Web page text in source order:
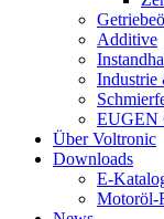
Additive
Industrie
Über Voltronic
Downloads
E-
Motoröl-